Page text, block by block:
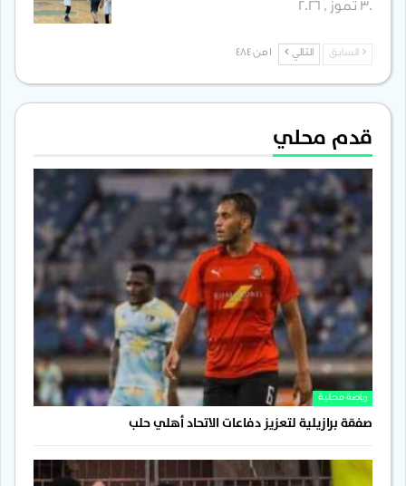
30 تموز , 2026
السابق التالي
قدم محلي
رياضة محلية
صفقة برازيلية لتعزيز دفاعات الاتحاد أهلي حلب